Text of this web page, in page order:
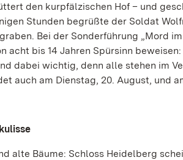
den kurpfälzischen Hof – und
Stunden begrüßte der Soldat
Bei der Sonderführung „Mord
acht bis 14 Jahren Spürsinn
dabei wichtig, denn alle stehen im
auch am Dienstag, 20. August, und
alte Bäume: Schloss Heidelberg